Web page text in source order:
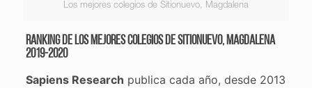
Los mejores colegios de Sitionuevo, Magdalena
Ranking de los mejores colegios de Sitionuevo, Magdalena
2019-2020
Sapiens Research publica cada año, desde 2013